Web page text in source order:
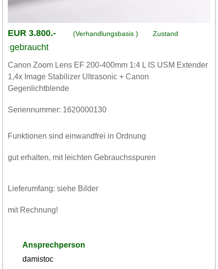
EUR 3.800.- (Verhandlungsbasis )
Zustand
:gebraucht
Canon Zoom Lens EF 200-400mm 1:4 L IS USM Extender
1,4x Image Stabilizer Ultrasonic + Canon
Gegenlichtblende
Seriennummer: 1620000130
Funktionen sind einwandfrei in Ordnung
gut erhalten, mit leichten Gebrauchsspuren
Lieferumfang: siehe Bilder
mit Rechnung!
Ansprechperson
damistoc